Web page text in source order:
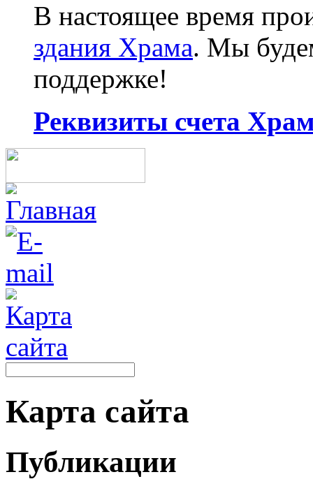
В настоящее время
здания Храма. Мы
поддержке!
Реквизиты счета
Карта сайта
Публикации